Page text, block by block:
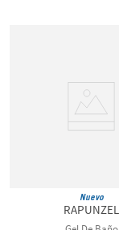
Nuevo
RAPUNZEL